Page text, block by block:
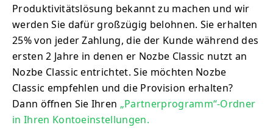
Produktivitätslösung bekannt zu machen und wir
werden Sie dafür großzügig belohnen. Sie erhalten
25% von jeder Zahlung, die der Kunde während des
ersten 2 Jahre in denen er Nozbe Classic nutzt an
Nozbe Classic entrichtet. Sie möchten Nozbe
Classic empfehlen und die Provision erhalten?
Dann öffnen Sie Ihren „Partnerprogramm“-Ordner
in Ihren Kontoeinstellungen.